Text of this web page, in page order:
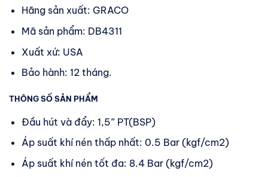
Hãng sản xuất: GRACO
Mã sản phẩm: DB4311
Xuất xứ: USA
Bảo hành: 12 tháng.
THÔNG SỐ SẢN PHẨM
Đầu hút và đẩy: 1,5” PT(BSP)
Áp suất khí nén thấp nhất: 0.5 Bar (kgf/cm2)
Áp suất khí nén tốt đa: 8.4 Bar (kgf/cm2)